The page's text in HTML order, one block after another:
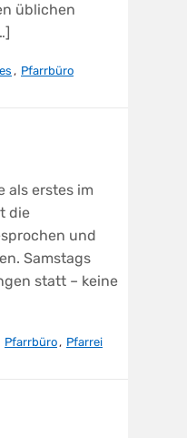
üblichen
, Pfarrbüro
als erstes im
die
und
Samstags
statt – keine
Pfarrbüro, Pfarrei